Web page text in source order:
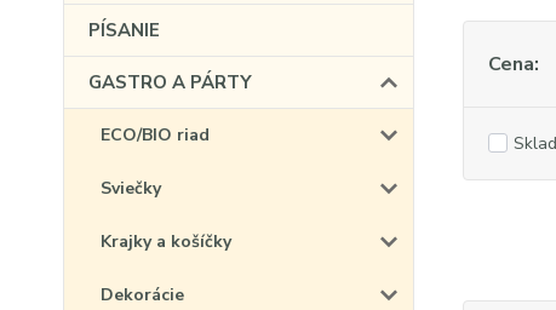
PÍSANIE
GASTRO A PÁRTY
ECO/BIO riad
Sviečky
Krajky a košíčky
Dekorácie
Cena: